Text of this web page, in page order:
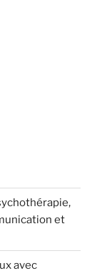
et
avec